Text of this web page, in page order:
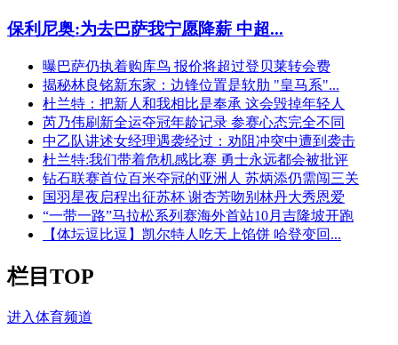
保利尼奥:为去巴萨我宁愿降薪 中超...
曝巴萨仍执着购库鸟 报价将超过登贝莱转会费
揭秘林良铭新东家：边锋位置是软肋 "皇马系"...
杜兰特：把新人和我相比是奉承 这会毁掉年轻人
芮乃伟刷新全运夺冠年龄记录 参赛心态完全不同
中乙队讲述女经理遇袭经过：劝阻冲突中遭到袭击
杜兰特:我们带着危机感比赛 勇士永远都会被批评
钻石联赛首位百米夺冠的亚洲人 苏炳添仍需闯三关
国羽星夜启程出征苏杯 谢杏芳吻别林丹大秀恩爱
“一带一路”马拉松系列赛海外首站10月吉隆坡开跑
【体坛逗比逗】凯尔特人吃天上馅饼 哈登变回...
栏目TOP
进入体育频道